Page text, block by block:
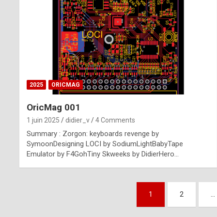
2025 ORICMAG
OricMag 001
1 juin 2025 didier_v 4 Comments
Summary : Zorgon: keyboards revenge by
SymoonDesigning LOCI by SodiumLightBabyTape
Emulator by F4GohTiny Skweeks by DidierHero…
1 2 …